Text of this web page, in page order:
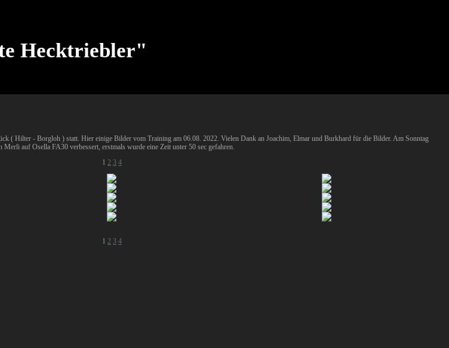
Hecktriebler"
( Hilter - Borgloh ) statt. Hier einige Bilder vom Training am 06.08. 2022. Vielen Dank an Joachim, Elmar und Burkhard für die Bilder. Am Sonntag
auf Osella FA30 verbessert, erstmals wurde eine Zeit unter 50 sec gefahren.
1 2 3 4
1 2 3 4